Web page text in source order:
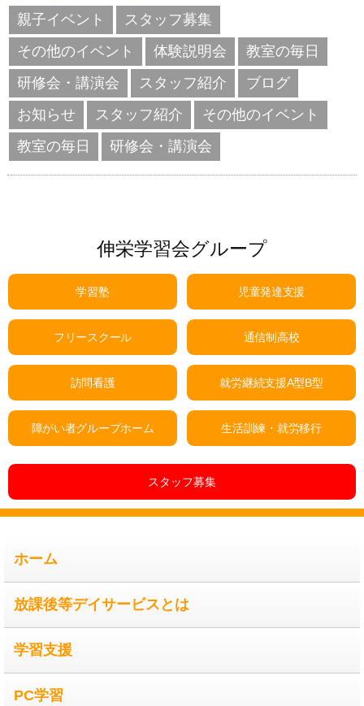
親子イベント
スタッフ募集
その他のイベント
体験説明会
教室の毎日
研修会・講演会
スタッフ紹介
ブログ
お知らせ
スタッフ紹介
その他のイベント
教室の毎日
研修会・講演会
伸栄学習会グループ
学習塾 児童発達支援
フリースクール 通信制高校
訪問看護 就労継続支援A型B型
障がい者グループホーム 生活訓練・就労移行
スタッフ募集
ホーム
放課後等デイサービスとは
学習支援
PC学習